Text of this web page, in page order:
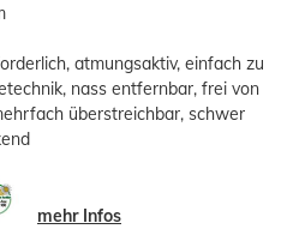
atmungsaktiv, einfach zu
nass entfernbar, frei von
überstreichbar, schwer
mehr Infos